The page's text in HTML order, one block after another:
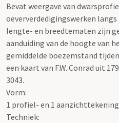
Bevat weergave van
oeververdedigingswerken
lengte- en breedtematen zijn
aanduiding van de hoogte van
gemiddelde boezemstand
een kaart van F.W. Conrad uit
3043.
Vorm:
1 profiel- en 1
Techniek: